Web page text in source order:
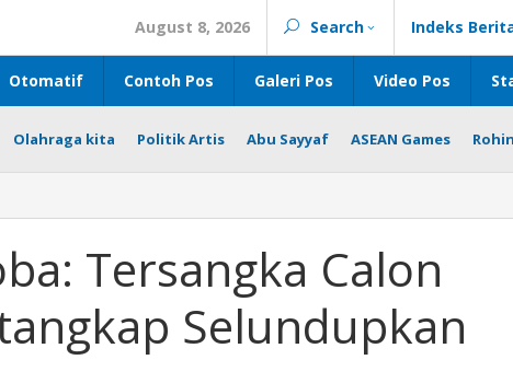
August 8, 2026 Search Indeks
Otomatif Contoh Pos Galeri Pos Video Pos
Olahraga kita Politik Artis Abu Sayyaf ASEAN Games
Tersangka Calon
Selundupkan